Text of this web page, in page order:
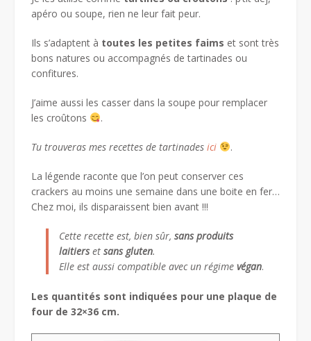
apéro ou soupe, rien ne leur fait peur.
Ils s’adaptent à toutes les petites faims et sont très
bons natures ou accompagnés de tartinades ou
confitures.
J’aime aussi les casser dans la soupe pour remplacer
les croûtons
.
Tu trouveras mes recettes de tartinades ici .
La légende raconte que l’on peut conserver ces
crackers au moins une semaine dans une boite en fer…
Chez moi, ils disparaissent bien avant !!!
Cette recette est, bien sûr, sans produits
laitierset sans gluten.
Elle est aussi compatible avec un régime végan.
Les quantités sont indiquées pour une plaque de
four de 32×36 cm.